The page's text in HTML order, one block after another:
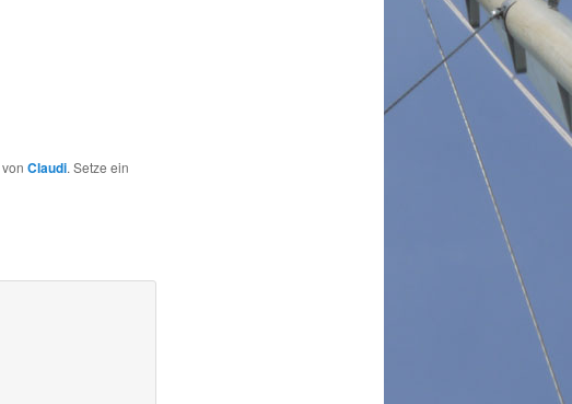
von Claudi. Setze ein